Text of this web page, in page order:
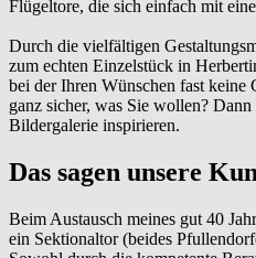
Flügeltore, die sich einfach mit
Durch die vielfältigen
zum echten Einzelstück in
bei der Ihren Wünschen fast keine
ganz sicher, was Sie wollen?
Bildergalerie inspirieren.
Das sagen unsere
Beim Austausch meines gut 40
ein Sektionaltor (beides